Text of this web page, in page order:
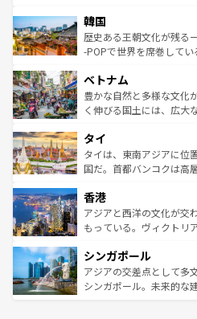
ワイを、存分に味わってほしい。 なお、新着
はコンテンツ一覧を参照
いる。アクティビティも
ビング、ハイキングなど
い。オーストラリアの多
参照してほしい。
ン）、静ひつな山岳地帯
と山間の静けさが共存し
驚きをもたらしてくれる
容にもいいと評判のスイ
が味わえる。 なお
照してほしい。
韓国
歴史ある王朝文化が残る
-POPで世界を席巻して
き、地方に足を延ばせば
できる。そして、キムチ
まで、さまざまな韓国料
リティに包まれながら、
わってみ
覧を参照してほしい。
ベトナム
豊かな自然と多様な文化
く伸びる国土には、広大
急速な発展と共に伝統が
ーチミン市のフランス統
醸し出している。また、
とつ。フォーやバインミ
ひ現地で味わいたい。ど
が旅行者を迎えてくれる
参照してほしい。
タイ
タイは、東南アジアに位
国だ。首都バンコクは高
の活気が交差している。
帯で自然と触れ合い、南
いビーチでリゾート気分
激する。気候は一年中温
が待っている。親しみや
た文化、そして多様な観
香港
アジアと西洋の文化が交
もっている。ヴィクトリ
み、どこを訪れても感動
ており、効率よく見どこ
うな絶景から文化的な体
シンガポール
アジアの交差点として多
シンガポール。未来的な